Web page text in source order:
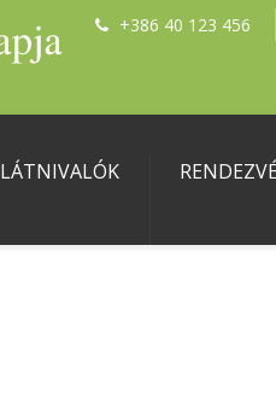
+386 40 123 456
LÁTNIVALÓK